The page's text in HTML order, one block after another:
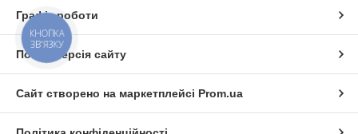
Графік роботи
Повна версія сайту
Сайт створено на маркетплейсі Prom.ua
КНОПКА
ЗВ'ЯЗКУ